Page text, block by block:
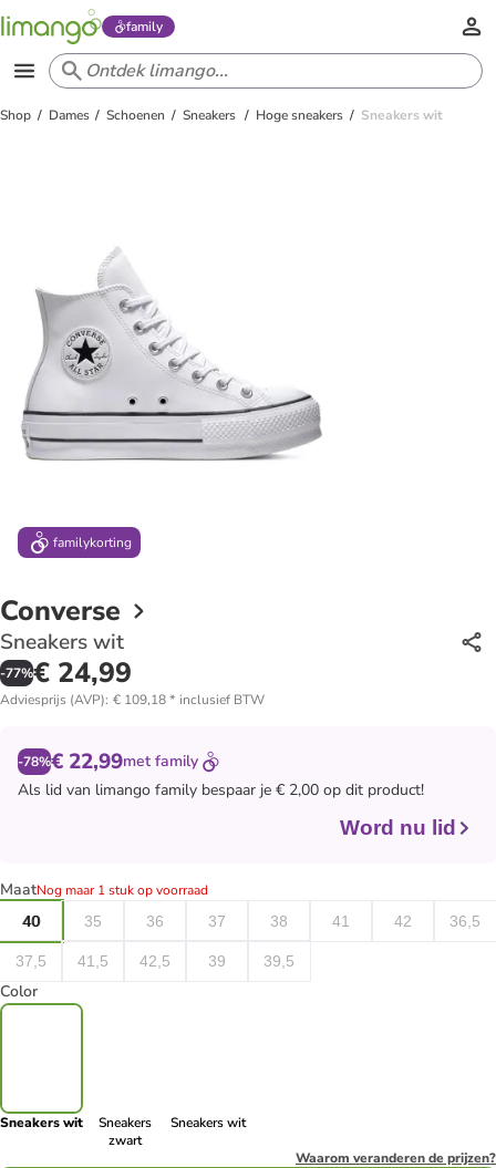
family
Shop Dames Schoenen Sneakers Hoge sneakers Sneakers wit
familykorting
Converse
Sneakers wit
-77%€ 24,99
Adviesprijs (AVP): € 109,18* inclusief BTW
-78%€ 22,99met family
Als lid van limango family bespaar je € 2,00 op dit product!
Word nu lid
MaatNog maar 1 stuk op voorraad
40
35 36 37 38 41 42 36,5
37,5 41,5 42,5 39 39,5
Color
Sneakers wit
Sneakers
zwart
Sneakers wit
Waarom veranderen de prijzen?